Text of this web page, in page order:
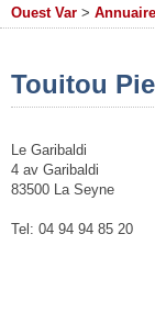
Ouest Var > Annuaire
Touitou
Le Garibaldi
4 av Garibaldi
83500 La Seyne
Tel: 04 94 94 85 20